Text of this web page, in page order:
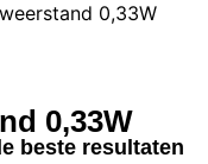
0,33W
0,33W
beste resultaten